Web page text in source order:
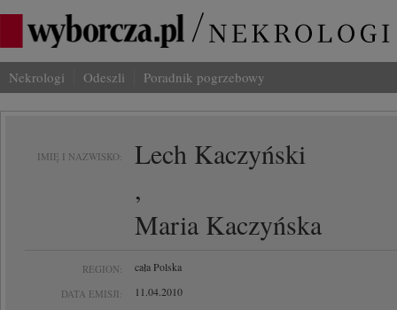
Nekrologi Odeszli Poradnik pogrzebowy
IMIĘ I NAZWISKO:
Lech Kaczyński
,
Maria Kaczyńska
REGION: cała Polska
DATA EMISJI: 11.04.2010